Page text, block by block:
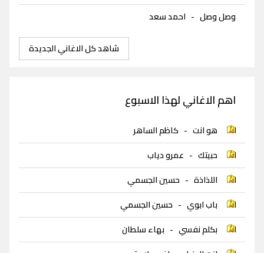
وصل وصل - احمد سعد
شاهد كل الاغاني الجديدة
اهم الاغاني لهذا الاسبوع
هو انت - كاظم الساهر
حبيتك - عمرو دياب
اللذاذة - حسين الجسمي
باب ابوي - حسين الجسمي
بكلم نفسي - بهاء سلطان